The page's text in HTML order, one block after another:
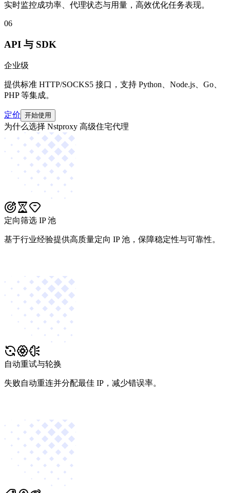
实时监控成功率、代理状态与用量，高效优化任务表现。
06
API 与 SDK
企业级
提供标准 HTTP/SOCKS5 接口，支持 Python、Node.js、Go、
PHP 等集成。
定价 开始使用
为什么选择 Nstproxy 高级住宅代理
定向筛选 IP 池
基于行业经验提供高质量定向 IP 池，保障稳定性与可靠性。
自动重试与轮换
失败自动重连并分配最佳 IP，减少错误率。